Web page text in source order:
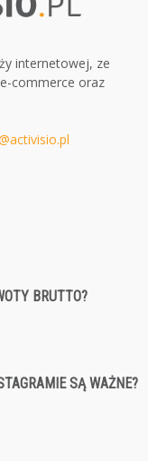
internetowej, ze
commerce oraz
BRUTTO?
SĄ WAŻNE?